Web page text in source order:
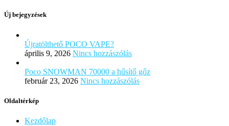
Új bejegyzések
Újratölthető POCO VAPE?
április 9, 2026 Nincs hozzászólás
Poco SNOWMAN 70000 a hűsítő gőz
február 23, 2026 Nincs hozzászólás
Oldaltérkép
Kezdőlap